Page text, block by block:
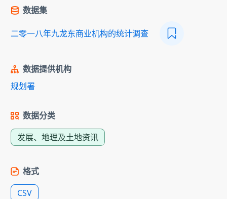
数据集
二零一八年九龙东商业机构的统计调查
数据提供机构
规划署
数据分类
发展、地理及土地资讯
格式
CSV